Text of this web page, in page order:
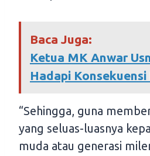
Baca Juga:
Ketua MK Anwar
Hadapi
“Sehingga, guna
yang seluas-luasnya
muda atau generasi